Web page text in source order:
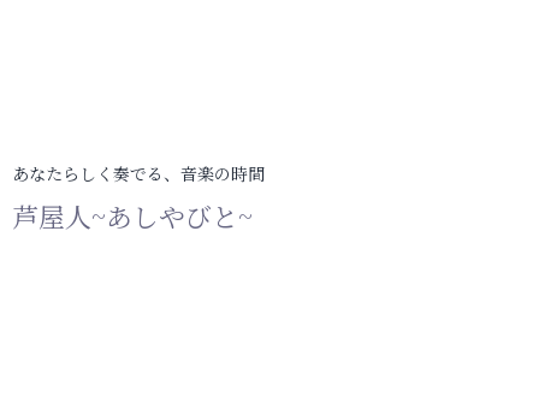
あなたらしく奏でる、音楽の時間
芦屋人~あしやびと~